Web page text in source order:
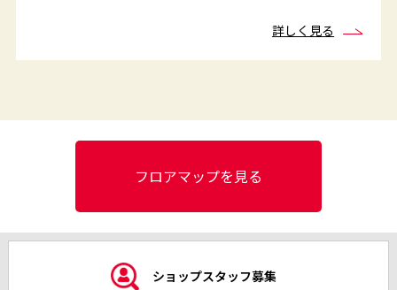
詳しく見る
フロアマップを見る
ショップスタッフ募集